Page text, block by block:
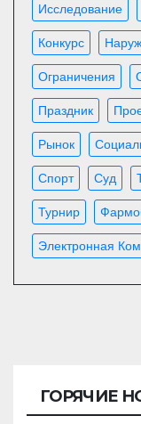
Исследование
Конкурс
Ограничения
Праздник
Рынок
Спорт Суд
Турнир
Электронная
ГОРЯЧИЕ